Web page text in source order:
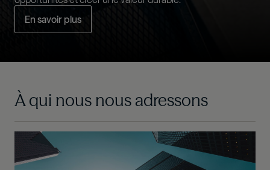
En savoir plus
En savoir plus
En savoir plus
À qui nous nous adressons